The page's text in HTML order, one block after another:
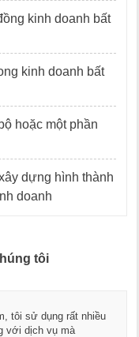
kinh doanh bất
kinh doanh bất
hoặc một phần
dựng hình thành
doanh
tôi
tôi sử dụng rất nhiều
với dịch vụ mà